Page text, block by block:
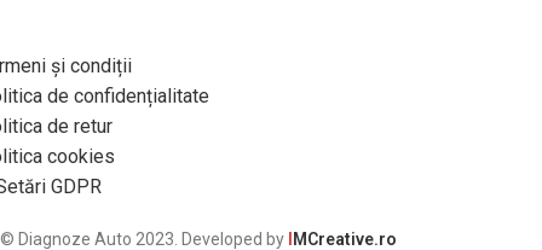
și condiții
de confidențialitate
de retur
cookies
GDPR
© Diagnoze Auto 2023. Developed by MCreative.ro